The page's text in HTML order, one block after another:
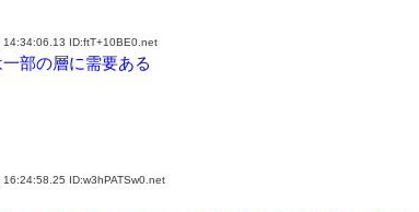
14:34:06.13 ID:ftT+10BE0.net
部の層に需要ある
ID:w3hPATSw0.net